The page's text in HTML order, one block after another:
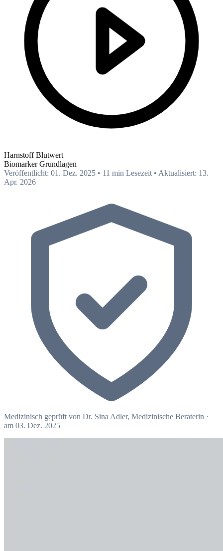
Harnstoff Blutwert
BiomarkerGrundlagen
Veröffentlicht: 01. Dez. 2025 • 11 min Lesezeit • Aktualisiert: 13.
Apr. 2026
Medizinisch geprüft von Dr. Sina Adler, Medizinische Beraterin ·
am 03. Dez. 2025